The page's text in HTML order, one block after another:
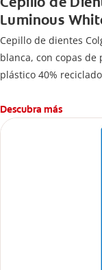
Luminous
Cepillo de dientes
blanca, con copas
plástico 40%
Descubra más